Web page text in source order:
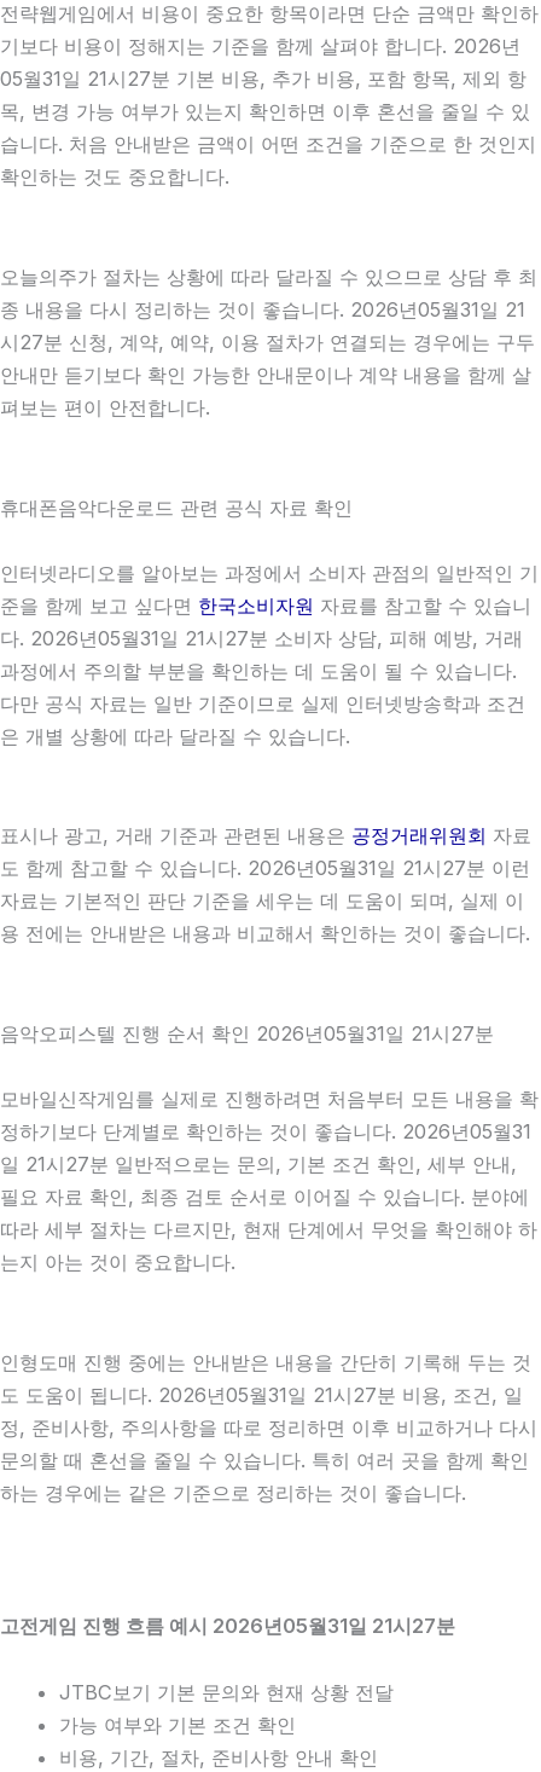
전략웹게임에서 비용이 중요한 항목이라면 단순 금액만 확인하
기보다 비용이 정해지는 기준을 함께 살펴야 합니다. 2026년
05월31일 21시27분 기본 비용, 추가 비용, 포함 항목, 제외 항
목, 변경 가능 여부가 있는지 확인하면 이후 혼선을 줄일 수 있
습니다. 처음 안내받은 금액이 어떤 조건을 기준으로 한 것인지
확인하는 것도 중요합니다.
오늘의주가 절차는 상황에 따라 달라질 수 있으므로 상담 후 최
종 내용을 다시 정리하는 것이 좋습니다. 2026년05월31일 21
시27분 신청, 계약, 예약, 이용 절차가 연결되는 경우에는 구두
안내만 듣기보다 확인 가능한 안내문이나 계약 내용을 함께 살
펴보는 편이 안전합니다.
휴대폰음악다운로드 관련 공식 자료 확인
인터넷라디오를 알아보는 과정에서 소비자 관점의 일반적인 기
준을 함께 보고 싶다면 한국소비자원 자료를 참고할 수 있습니
다. 2026년05월31일 21시27분 소비자 상담, 피해 예방, 거래
과정에서 주의할 부분을 확인하는 데 도움이 될 수 있습니다.
다만 공식 자료는 일반 기준이므로 실제 인터넷방송학과 조건
은 개별 상황에 따라 달라질 수 있습니다.
표시나 광고, 거래 기준과 관련된 내용은 공정거래위원회 자료
도 함께 참고할 수 있습니다. 2026년05월31일 21시27분 이런
자료는 기본적인 판단 기준을 세우는 데 도움이 되며, 실제 이
용 전에는 안내받은 내용과 비교해서 확인하는 것이 좋습니다.
음악오피스텔 진행 순서 확인 2026년05월31일 21시27분
모바일신작게임를 실제로 진행하려면 처음부터 모든 내용을 확
정하기보다 단계별로 확인하는 것이 좋습니다. 2026년05월31
일 21시27분 일반적으로는 문의, 기본 조건 확인, 세부 안내,
필요 자료 확인, 최종 검토 순서로 이어질 수 있습니다. 분야에
따라 세부 절차는 다르지만, 현재 단계에서 무엇을 확인해야 하
는지 아는 것이 중요합니다.
인형도매 진행 중에는 안내받은 내용을 간단히 기록해 두는 것
도 도움이 됩니다. 2026년05월31일 21시27분 비용, 조건, 일
정, 준비사항, 주의사항을 따로 정리하면 이후 비교하거나 다시
문의할 때 혼선을 줄일 수 있습니다. 특히 여러 곳을 함께 확인
하는 경우에는 같은 기준으로 정리하는 것이 좋습니다.
고전게임 진행 흐름 예시 2026년05월31일 21시27분
JTBC보기 기본 문의와 현재 상황 전달
가능 여부와 기본 조건 확인
비용, 기간, 절차, 준비사항 안내 확인